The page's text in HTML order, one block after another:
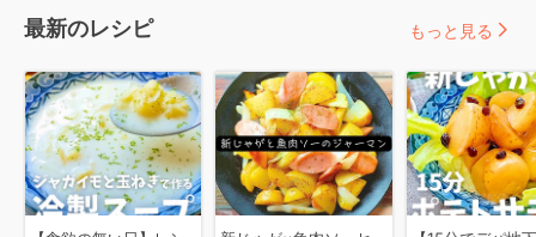
最新のレシピ もっと見る